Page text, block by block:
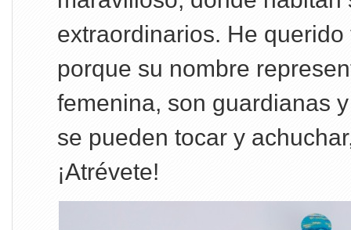
extraordinarios. He
porque su nombre
femenina, son guardianas
se pueden tocar y
¡Atrévete!